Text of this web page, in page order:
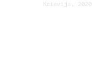
Krievija, 2020